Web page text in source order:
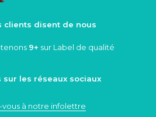
clients disent de nous
9+ sur Label de qualité
sur les réseaux sociaux
à notre infolettre